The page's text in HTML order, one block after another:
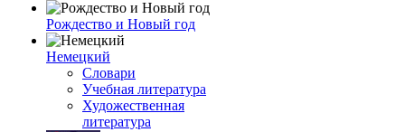
Рождество и Новый год
Немецкий
Словари
Учебная литература
Художественная
литература